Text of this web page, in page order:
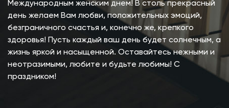
Международным женским днем! В столь прекрасный
день желаем Вам любви, положительных эмоций,
безграничного счастья и, конечно же, крепкого
здоровья! Пусть каждый ваш день будет солнечным, а
жизнь яркой и насыщенной. Оставайтесь нежными и
неотразимыми, любите и будьте любимы! С
праздником!